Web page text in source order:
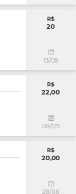
R$
20
13/09
R$
22,00
08/09
R$
20,00
28/08